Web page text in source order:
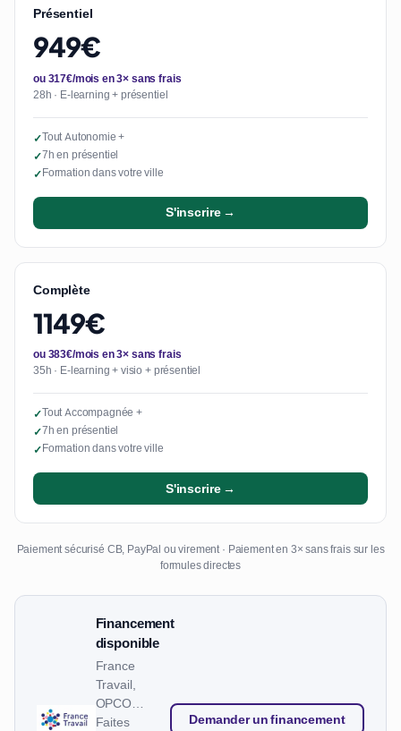
Présentiel
949€
ou 317€/mois en 3× sans frais
28h · E-learning + présentiel
✓Tout Autonomie +
✓7h en présentiel
✓Formation dans votre ville
S'inscrire →
Complète
1149€
ou 383€/mois en 3× sans frais
35h · E-learning + visio + présentiel
✓Tout Accompagnée +
✓7h en présentiel
✓Formation dans votre ville
S'inscrire →
Paiement sécurisé CB, PayPal ou virement · Paiement en 3× sans frais sur les
formules directes
Financement
disponible
France
Travail,
OPCO…
Faites
Demander un financement